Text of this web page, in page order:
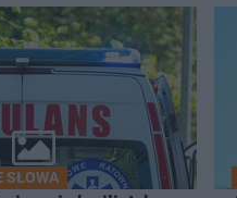
SŁOWA